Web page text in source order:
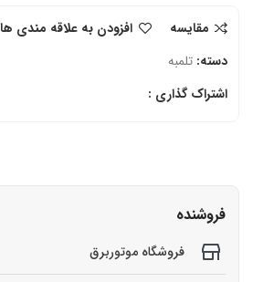
مقایسه
افزودن به علاقه مندی ها
دسته: تلمبه
اشتراک گذاری :
فروشنده
فروشگاه موتوربرق